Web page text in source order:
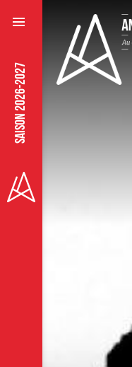
SAISON 2026-2027